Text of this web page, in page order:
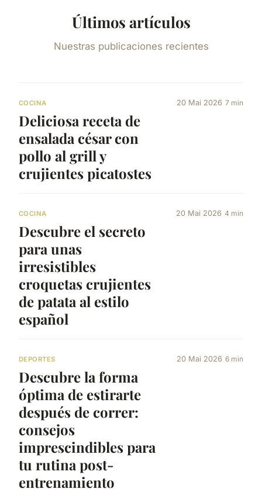
Últimos artículos
Nuestras publicaciones recientes
COCINA
Deliciosa receta de
ensalada césar con
pollo al grill y
crujientes picatostes
20 Mai 2026 7 min
COCINA
Descubre el secreto
para unas
irresistibles
croquetas crujientes
de patata al estilo
español
20 Mai 2026 4 min
DEPORTES
Descubre la forma
óptima de estirarte
después de correr:
consejos
imprescindibles para
tu rutina post-
entrenamiento
20 Mai 2026 6 min